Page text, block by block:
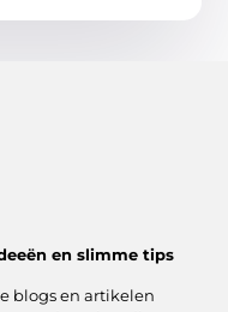
en slimme tips
blogs en artikelen